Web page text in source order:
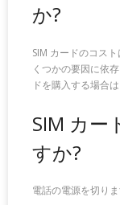
か?
SIM カードのコス
くつかの要因に依
ドを購入する場合
SIM カー
すか?
電話の電源を切りま